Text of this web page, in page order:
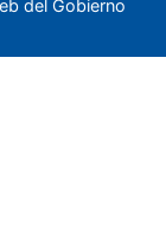
del Gobierno